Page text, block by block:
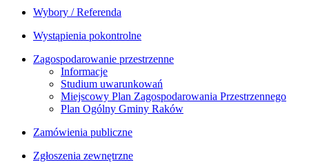
Wybory / Referenda
Wystąpienia pokontrolne
Zagospodarowanie przestrzenne
Informacje
Studium uwarunkowań
Miejscowy Plan Zagospodarowania Przestrzennego
Plan Ogólny Gminy Raków
Zamówienia publiczne
Zgłoszenia zewnętrzne